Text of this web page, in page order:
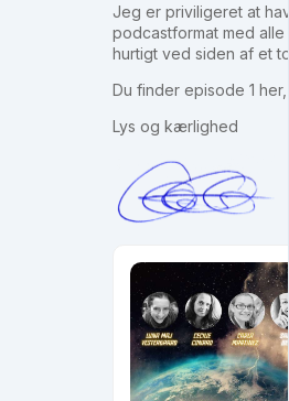
Jeg er priviligeret at
podcastformat med
hurtigt ved siden af et
Du finder episode 1
Lys og kærlighed